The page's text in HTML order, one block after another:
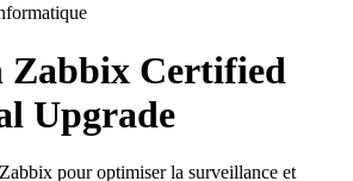
Zabbix Certified
Upgrade
pour optimiser la surveillance et